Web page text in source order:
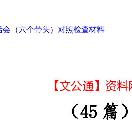
会（六个带头）对照检查材料